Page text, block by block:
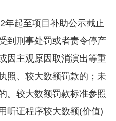
起至项目补助公示截止
到刑事处罚或者责令停产
因主观原因取消演出等重
照、较大数额罚款的；未
。较大数额罚款标准参照
听证程序较大数额(价值)